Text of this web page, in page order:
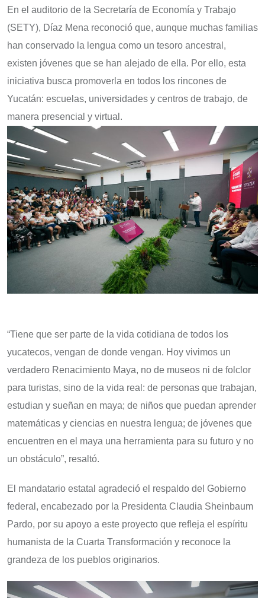
En el auditorio de la Secretaría de Economía y Trabajo
(SETY), Díaz Mena reconoció que, aunque muchas familias
han conservado la lengua como un tesoro ancestral,
existen jóvenes que se han alejado de ella. Por ello, esta
iniciativa busca promoverla en todos los rincones de
Yucatán: escuelas, universidades y centros de trabajo, de
manera presencial y virtual.
“Tiene que ser parte de la vida cotidiana de todos los
yucatecos, vengan de donde vengan. Hoy vivimos un
verdadero Renacimiento Maya, no de museos ni de folclor
para turistas, sino de la vida real: de personas que trabajan,
estudian y sueñan en maya; de niños que puedan aprender
matemáticas y ciencias en nuestra lengua; de jóvenes que
encuentren en el maya una herramienta para su futuro y no
un obstáculo”, resaltó.
El mandatario estatal agradeció el respaldo del Gobierno
federal, encabezado por la Presidenta Claudia Sheinbaum
Pardo, por su apoyo a este proyecto que refleja el espíritu
humanista de la Cuarta Transformación y reconoce la
grandeza de los pueblos originarios.